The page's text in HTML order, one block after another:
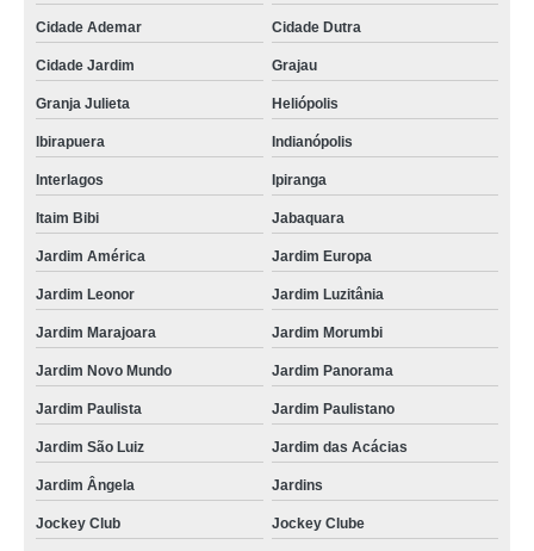
crachá em branco Vila Endres
crachás identificação Jardim Ângela
crachás Itapevi
procuro por crachá de empresa Jardim Guarapiranga
crachás empresarial Vila Pompeia
crachá de empresa Iguape
cotação de crachá empresarial Presidente Prudente
cotação de crachá identificação Presidente Prudente
crachás de identificação de funcionário Parque São Domingos
cotação de crachá empresarial Vila Nova Conceição
cotação de crachá de empresa José Bonifácio
Cidade Ademar Cidade Dutra
Cidade Jardim Grajau
Granja Julieta Heliópolis
Ibirapuera Indianópolis
Interlagos Ipiranga
Itaim Bibi Jabaquara
Jardim América Jardim Europa
Jardim Leonor Jardim Luzitânia
Jardim Marajoara Jardim Morumbi
Jardim Novo Mundo Jardim Panorama
Jardim Paulista Jardim Paulistano
Jardim São Luiz Jardim das Acácias
Jardim Ângela Jardins
Jockey Club Jockey Clube